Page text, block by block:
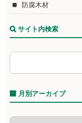
防腐木材
サイト内検索
月別アーカイブ